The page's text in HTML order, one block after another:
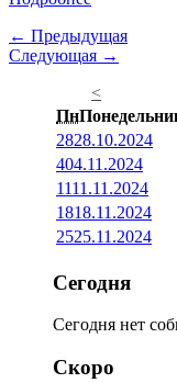
← Предыдущая
Следующая →
<
Пн
2828.10.2024
404.11.2024
1111.11.2024
1818.11.2024
2525.11.2024
Сегодня
Сегодня нет
Скоро